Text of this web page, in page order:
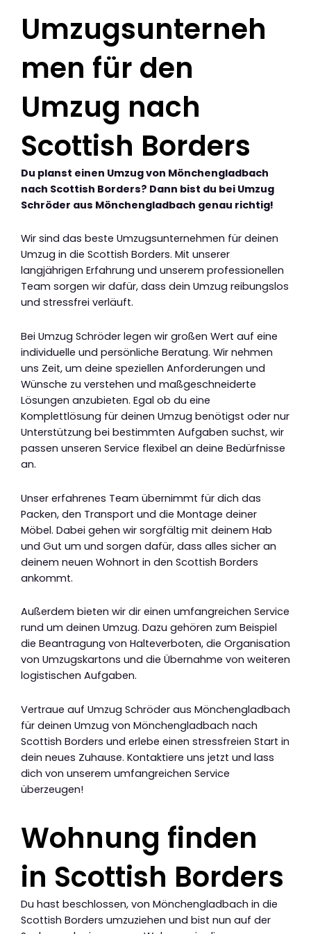
Umzugsunterneh
men für den
Umzug nach
Scottish Borders
Du planst einen Umzug von Mönchengladbach
nach Scottish Borders? Dann bist du bei Umzug
Schröder aus Mönchengladbach genau richtig!
Wir sind das beste Umzugsunternehmen für deinen
Umzug in die Scottish Borders. Mit unserer
langjährigen Erfahrung und unserem professionellen
Team sorgen wir dafür, dass dein Umzug reibungslos
und stressfrei verläuft.
Bei Umzug Schröder legen wir großen Wert auf eine
individuelle und persönliche Beratung. Wir nehmen
uns Zeit, um deine speziellen Anforderungen und
Wünsche zu verstehen und maßgeschneiderte
Lösungen anzubieten. Egal ob du eine
Komplettlösung für deinen Umzug benötigst oder nur
Unterstützung bei bestimmten Aufgaben suchst, wir
passen unseren Service flexibel an deine Bedürfnisse
an.
Unser erfahrenes Team übernimmt für dich das
Packen, den Transport und die Montage deiner
Möbel. Dabei gehen wir sorgfältig mit deinem Hab
und Gut um und sorgen dafür, dass alles sicher an
deinem neuen Wohnort in den Scottish Borders
ankommt.
Außerdem bieten wir dir einen umfangreichen Service
rund um deinen Umzug. Dazu gehören zum Beispiel
die Beantragung von Halteverboten, die Organisation
von Umzugskartons und die Übernahme von weiteren
logistischen Aufgaben.
Vertraue auf Umzug Schröder aus Mönchengladbach
für deinen Umzug von Mönchengladbach nach
Scottish Borders und erlebe einen stressfreien Start in
dein neues Zuhause. Kontaktiere uns jetzt und lass
dich von unserem umfangreichen Service
überzeugen!
Wohnung finden
in Scottish Borders
Du hast beschlossen, von Mönchengladbach in die
Scottish Borders umzuziehen und bist nun auf der